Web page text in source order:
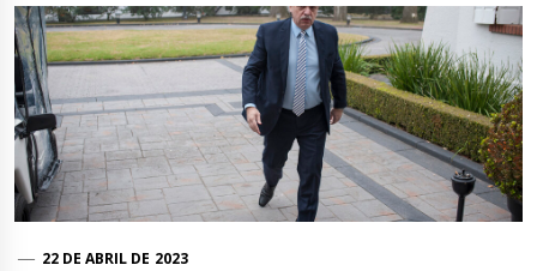
22 DE ABRIL DE 2023